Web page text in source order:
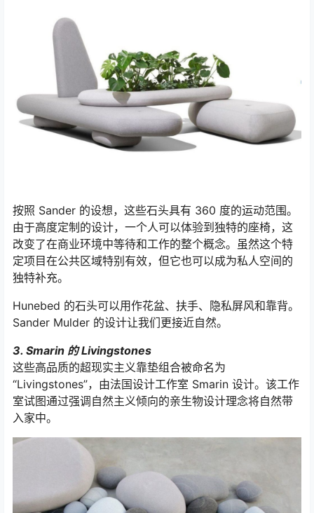
按照 Sander 的设想，这些石头具有 360 度的运动范围。
由于高度定制的设计，一个人可以体验到独特的座椅，这
改变了在商业环境中等待和工作的整个概念。虽然这个特
定项目在公共区域特别有效，但它也可以成为私人空间的
独特补充。
Hunebed 的石头可以用作花盆、扶手、隐私屏风和靠背。
Sander Mulder 的设计让我们更接近自然。
3. Smarin 的 Livingstones
这些高品质的超现实主义靠垫组合被命名为
“Livingstones”，由法国设计工作室 Smarin 设计。该工作
室试图通过强调自然主义倾向的亲生物设计理念将自然带
入家中。